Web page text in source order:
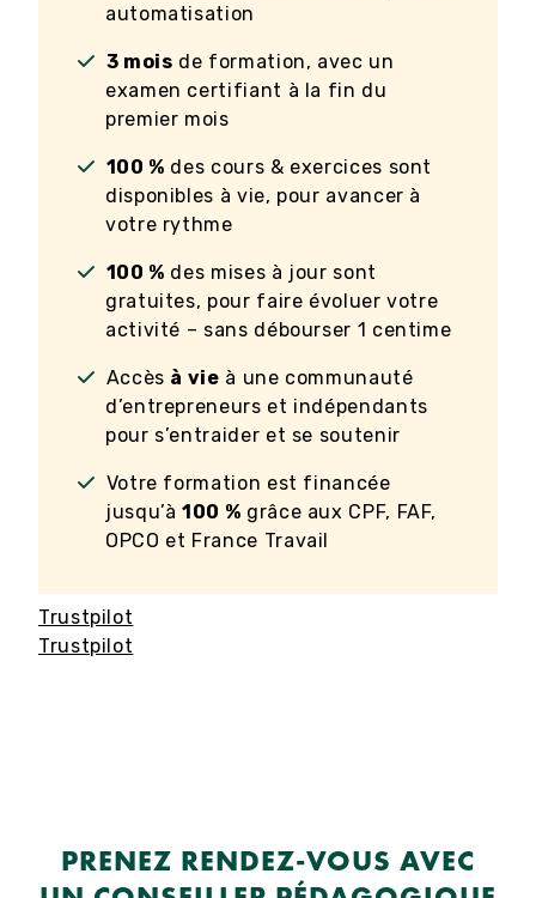
Trustpilot
Trustpilot
automatisation
3 mois de formation, avec un
examen certifiant à la fin du
premier mois
100 % des cours & exercices sont
disponibles à vie, pour avancer à
votre rythme
100 % des mises à jour sont
gratuites, pour faire évoluer votre
activité – sans débourser 1 centime
Accès à vie à une communauté
d’entrepreneurs et indépendants
pour s’entraider et se soutenir
Votre formation est financée
jusqu’à100 % grâce aux CPF, FAF,
OPCO et France Travail
PRENEZ RENDEZ-VOUS AVEC